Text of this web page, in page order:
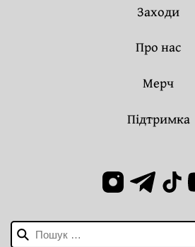
Пошук:
Заходи
Про нас
Мерч
Підтримка